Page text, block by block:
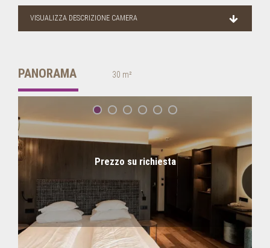
VISUALIZZA DESCRIZIONE CAMERA
PANORAMA 30 m²
Prezzo su richiesta